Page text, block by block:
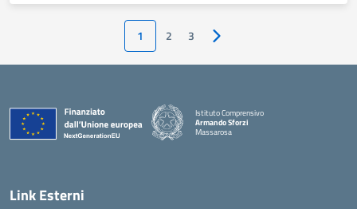
1 2 3 Pagina successiva
Istituto Comprensivo
Armando Sforzi
Massarosa
Link Esterni